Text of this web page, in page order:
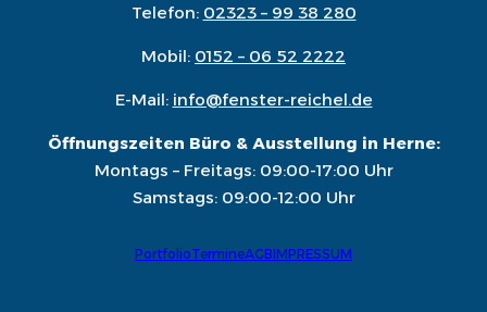
Telefon: 02323 – 99 38 280
Mobil: 0152 – 06 52 2222
E-Mail: info@fenster-reichel.de
Öffnungszeiten Büro & Ausstellung in Herne:
Montags – Freitags: 09:00-17:00 Uhr
Samstags: 09:00-12:00 Uhr
PortfolioTermineAGBIMPRESSUM